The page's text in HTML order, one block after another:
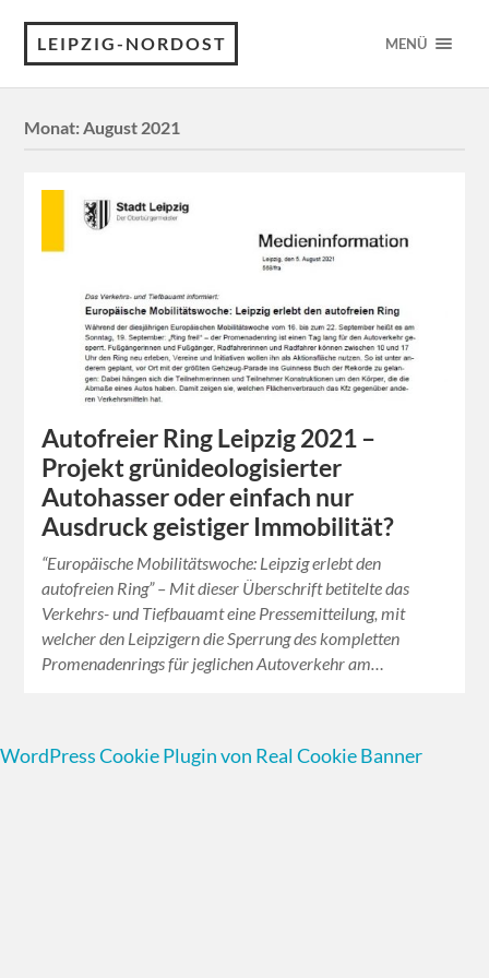
LEIPZIG-NORDOST MENÜ
Monat:August 2021
Autofreier Ring Leipzig 2021 –
Projekt grünideologisierter
Autohasser oder einfach nur
Ausdruck geistiger Immobilität?
“Europäische Mobilitätswoche: Leipzig erlebt den
autofreien Ring” – Mit dieser Überschrift betitelte das
Verkehrs- und Tiefbauamt eine Pressemitteilung, mit
welcher den Leipzigern die Sperrung des kompletten
Promenadenrings für jeglichen Autoverkehr am…
WordPress Cookie Plugin von Real Cookie Banner